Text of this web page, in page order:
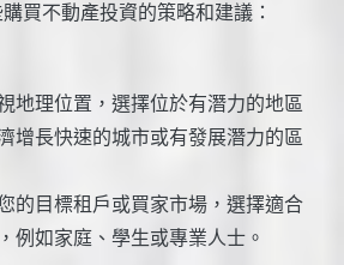
買不動產投資的策略和建議：
地理位置，選擇位於有潛力的地區
增長快速的城市或有發展潛力的區
的目標租戶或買家市場，選擇適合
例如家庭、學生或專業人士。